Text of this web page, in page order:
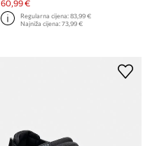
60,99 €
Regularna cijena:83,99 €
Najniža cijena:73,99 €